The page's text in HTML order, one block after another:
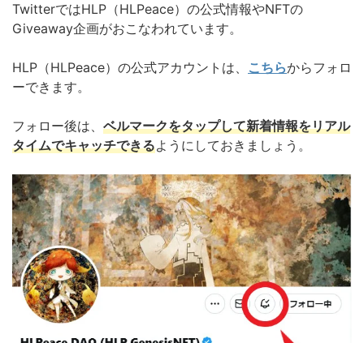
TwitterではHLP（HLPeace）の公式情報やNFTの
Giveaway企画がおこなわれています。
HLP（HLPeace）の公式アカウントは、 こちらからフォロ
ーできます。
フォロー後は、 ベルマークをタップして新着情報をリアル
タイムでキャッチできるようにしておきましょう。